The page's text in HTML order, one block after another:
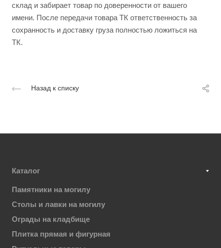
склад и забирает товар по доверенности от вашего
имени. После передачи товара ТК ответственность за
сохранность и доставку груза полностью ложиться на
ТК.
Назад к списку
Каталог
Памятники на могилу
Столы и лавки на могилу
Ограды на кладбище
Плитка прямая и фигурная